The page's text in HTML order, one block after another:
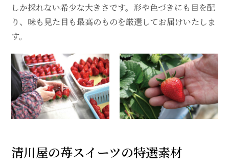
しか採れない希少な大きさです。形や色づきにも目を配
り、味も見た目も最高のものを厳選してお届けいたしま
す。
清川屋の苺スイーツの特選素材